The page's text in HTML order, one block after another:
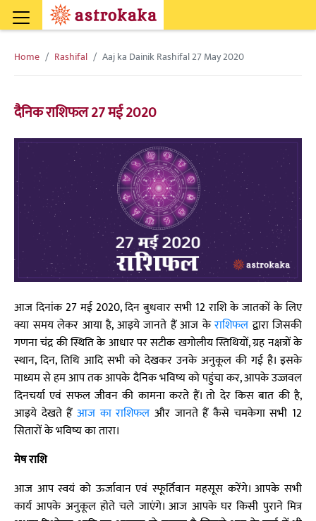
Home Rashifal Aaj ka Dainik Rashifal 27 May 2020
दैनिक राशिफल 27 मई 2020
आज दिनांक 27 मई 2020, दिन बुधवार सभी 12 राशि के जातकों के लिए
क्या समय लेकर आया है, आइये जानते हैं आज केराशिफलद्वारा जिसकी
गणना चंद्र की स्थिति के आधार पर सटीक खगोलीय स्तिथियों, ग्रह नक्षत्रों के
स्थान, दिन, तिथि आदि सभी को देखकर उनके अनुकूल की गई है। इसके
माध्यम से हम आप तक आपके दैनिक भविष्य को पहुंचा कर, आपके उज्जवल
दिनचर्या एवं सफल जीवन की कामना करते हैं। तो देर किस बात की है,
आइये देखते हैं आज का राशिफल और जानते हैं कैसे चमकेगा सभी 12
सितारों के भविष्य का तारा।
मेष राशि
आज आप स्वयं को ऊर्जावान एवं स्फूर्तिवान महसूस करेंगे। आपके सभी
कार्य आपके अनुकूल होते चले जाएंगे। आज आपके घर किसी पुराने मित्र